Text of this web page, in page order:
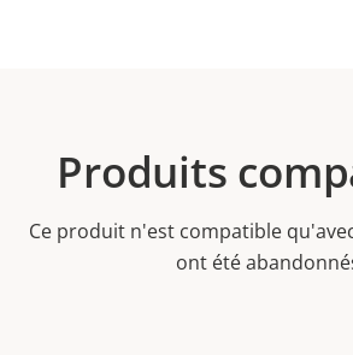
Produits
Ce produit n'est compatible
ont été